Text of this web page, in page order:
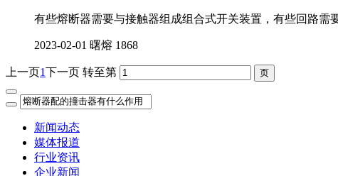
有些熔断器需要与接触器组成组合式开关装置，有些回路需
2023-02-01 曙熔 1868
上一页1下一页 转至第
新闻动态
媒体报道
行业资讯
企业新闻